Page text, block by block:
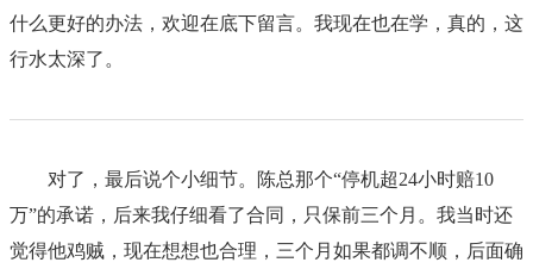
什么更好的办法，欢迎在底下留言。我现在也在学，真的，这
行水太深了。
对了，最后说个小细节。陈总那个“停机超24小时赔10
万”的承诺，后来我仔细看了合同，只保前三个月。我当时还
觉得他鸡贼，现在想想也合理，三个月如果都调不顺，后面确